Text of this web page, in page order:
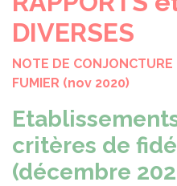
DIVERSES
NOTE DE
FUMIER (nov 2020)
critères de
(décembre